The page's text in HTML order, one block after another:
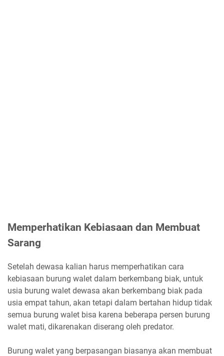
Memperhatikan Kebiasaan dan Membuat
Sarang
Setelah dewasa kalian harus memperhatikan cara
kebiasaan burung walet dalam berkembang biak, untuk
usia burung walet dewasa akan berkembang biak pada
usia empat tahun, akan tetapi dalam bertahan hidup tidak
semua burung walet bisa karena beberapa persen burung
walet mati, dikarenakan diserang oleh predator.
Burung walet yang berpasangan biasanya akan membuat